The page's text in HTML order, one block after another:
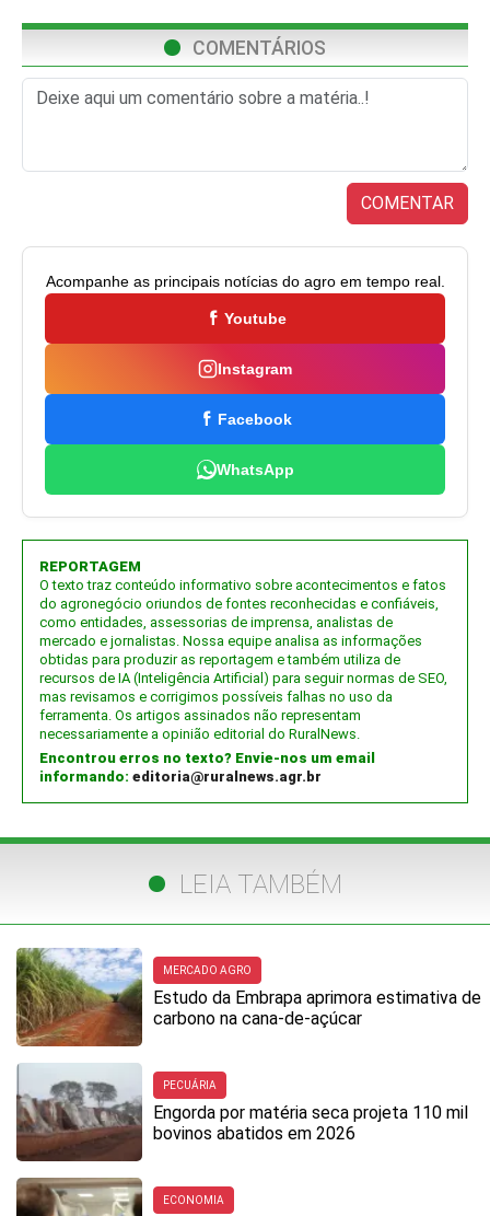
COMENTÁRIOS
COMENTAR
Acompanhe as principais notícias do agro em tempo real.
Youtube
Instagram
Facebook
WhatsApp
REPORTAGEM
O texto traz conteúdo informativo sobre acontecimentos e fatos
do agronegócio oriundos de fontes reconhecidas e confiáveis,
como entidades, assessorias de imprensa, analistas de
mercado e jornalistas. Nossa equipe analisa as informações
obtidas para produzir as reportagem e também utiliza de
recursos de IA (Inteligência Artificial) para seguir normas de SEO,
mas revisamos e corrigimos possíveis falhas no uso da
ferramenta. Os artigos assinados não representam
necessariamente a opinião editorial do RuralNews.
Encontrou erros no texto? Envie-nos um email
informando: editoria@ruralnews.agr.br
LEIA TAMBÉM
MERCADO AGRO
Estudo da Embrapa aprimora estimativa de
carbono na cana-de-açúcar
PECUÁRIA
Engorda por matéria seca projeta 110 mil
bovinos abatidos em 2026
ECONOMIA